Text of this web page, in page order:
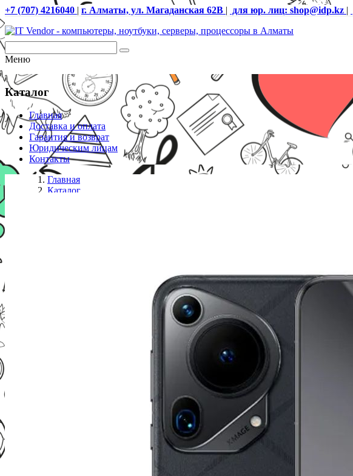
+7 (707) 4216040 | г. Алматы, ул. Магаданская 62В | для юр. лиц: shop@idp.kz |
Меню
Каталог
Главная
Доставка и оплата
Гарантия и возврат
Юридическим лицам
Контакты
Главная
Каталог